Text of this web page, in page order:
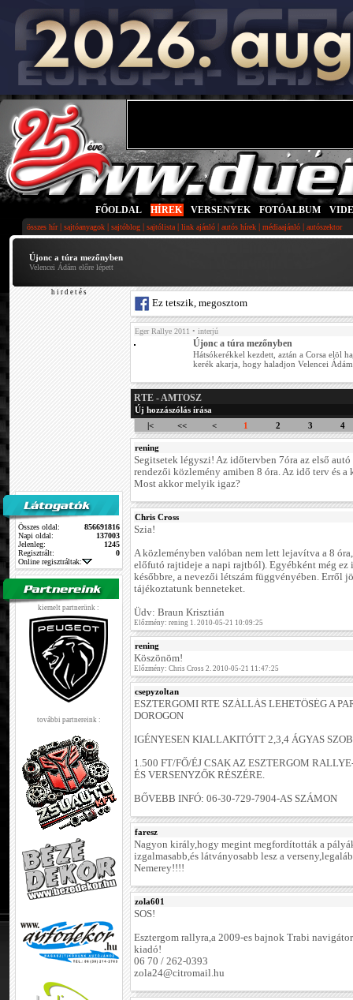
FŐOLDAL HÍREK VERSENYEK FOTÓALBUM
összes hír| sajtóanyagok | sajtóblog | sajtólista | link ajánló | autós hírek | médiaajánló | autószektor
Újonc a túra mezőnyben
Velencei Ádám előre lépett
h i r d e t é s
Összes oldal:
856691816
Napi oldal:
137003
Jelenleg:
1245
Regisztrált:
0
Online regisztráltak:
kiemelt partnerünk :
további partnereink :
Ez tetszik, megosztom
Eger Rallye 2011 • interjú
Újonc a túra mezőnyben
Hátsókerékkel kezdett, aztán a Corsa elöl
kerék akarja, hogy haladjon Velencei Ádám
RTE - AMTOSZ
Új hozzászólás írása
|<
<< < 1 2 3 4
rening
Segitsetek légyszi! Az időtervben 7óra az első
rendezői közlemény amiben 8 óra. Az idő terv és
Most akkor melyik igaz?
Chris Cross
Szia!
A közleményben valóban nem lett lejavítva a 8
előfutó rajtideje a napi rajtból). Egyébként még ez
későbbre, a nevezői létszám függvényében. Erről
tájékoztatunk benneteket.
Üdv: Braun Krisztián
Előzmény: rening 1. 2010-05-21 10:09:25
rening
Köszönöm!
Előzmény: Chris Cross 2. 2010-05-21 11:47:25
csepyzoltan
ESZTERGOMI RTE SZÁLLÁS LEHETŐSÉG A
DOROGON
IGÉNYESEN KIALLAKITÓTT 2,3,4 ÁGYAS
1.500 FT/FŐ/ÉJ CSAK AZ ESZTERGOM
ÉS VERSENYZŐK RÉSZÉRE.
BŐVEBB INFÓ: 06-30-729-7904-AS SZÁMON
faresz
Nagyon király,hogy megint megfordították a
izgalmasabb,és látványosabb lesz a
Nemerey!!!!
zola601
SOS!
Esztergom rallyra,a 2009-es bajnok Trabi
kiadó!
06 70 / 262-0393
zola24@citromail.hu